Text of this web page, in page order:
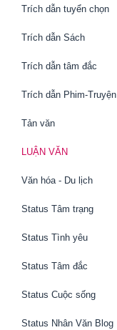
Trích dẫn tuyển chọn
Trích dẫn Sách
Trích dẫn tâm đắc
Trích dẫn Phim-Truyện
Tản văn
LUẬN VĂN
Văn hóa - Du lịch
Status Tâm trạng
Status Tình yêu
Status Tâm đắc
Status Cuộc sống
Status Nhân Văn Blog